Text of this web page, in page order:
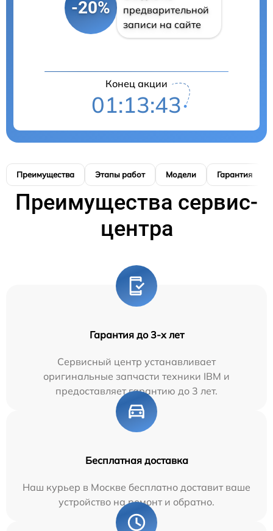
-20%
предварительной
записи на сайте
Конец акции
01:13:42
Преимущества Этапы работ Модели Гарантия
Преимущества сервис-
центра
Гарантия до 3-х лет
Сервисный центр устанавливает
оригинальные запчасти техники IBM и
предоставляет гарантию до 3 лет.
Бесплатная доставка
Наш курьер в Москве бесплатно доставит ваше
устройство на ремонт и обратно.